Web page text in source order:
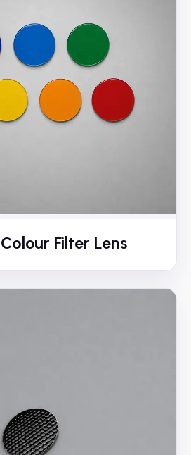
Filter Lens